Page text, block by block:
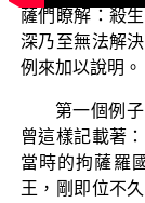
薩們瞭解：殺
深乃至無法解
例來加以說明。
第一個例
曾這樣記載著
當時的拘薩羅
王，剛即位不